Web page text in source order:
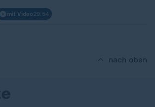
mit Video29:54
nach oben